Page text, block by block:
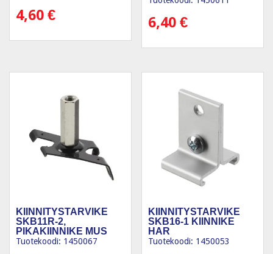
4,60 € 6,40€
KIINNITYSTARVIKE
SKB11R-2,
PIKAKIINNIKE MUS
Tuotekoodi: 1450067
KIINNITYSTARVIKE
SKB16-1 KIINNIKE
HAR
Tuotekoodi: 1450053